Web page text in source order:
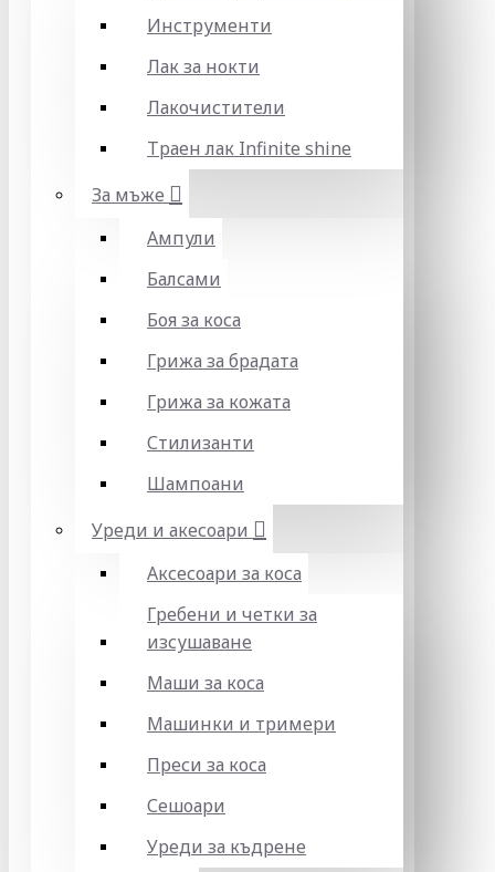
Инструменти
Лак за нокти
Лакочистители
Траен лак Infinite shine
За мъже
Ампули
Балсами
Боя за коса
Грижа за брадата
Грижа за кожата
Стилизанти
Шампоани
Уреди и акесоари
Аксесоари за коса
Гребени и четки за
изсушаване
Маши за коса
Машинки и тримери
Преси за коса
Сешоари
Уреди за къдрене